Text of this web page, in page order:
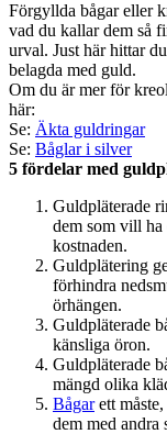
Förgyllda bågar eller
vad du kallar dem så
urval. Just här hittar
belagda med guld.
Om du är mer för
här:
Se: Äkta guldringar
Se: Båglar i silver
5 fördelar med
Guldpläterade
dem som vill ha
kostnaden.
Guldplätering
förhindra
örhängen.
Guldpläterade
känsliga öron.
Guldpläterade
mängd olika
Bågarett
dem med andra